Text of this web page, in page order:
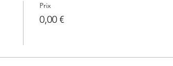
Prix
0,00 €